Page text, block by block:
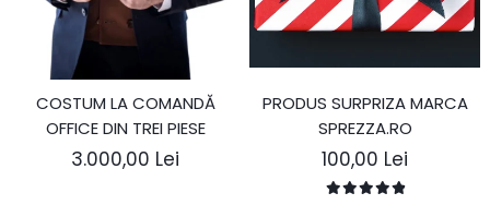
COSTUM LA COMANDĂ
OFFICE DIN TREI PIESE
3.000,00 Lei
PRODUS SURPRIZA MARCA
SPREZZA.RO
100,00 Lei